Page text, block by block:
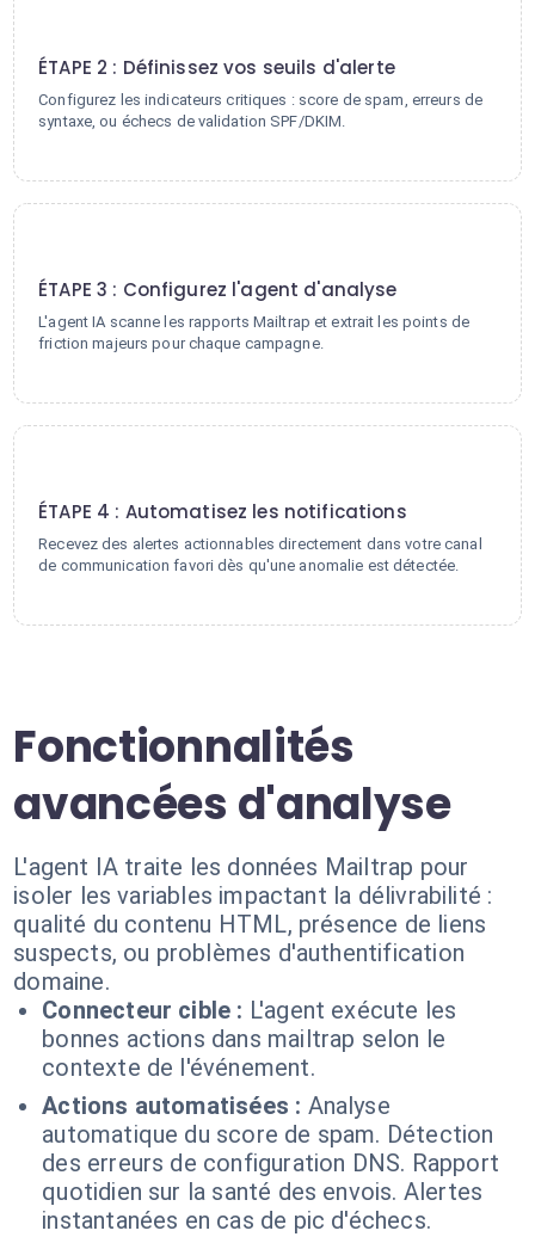
ÉTAPE 2 : Définissez vos seuils d'alerte
Configurez les indicateurs critiques : score de spam, erreurs de
syntaxe, ou échecs de validation SPF/DKIM.
ÉTAPE 3 : Configurez l'agent d'analyse
L'agent IA scanne les rapports Mailtrap et extrait les points de
friction majeurs pour chaque campagne.
ÉTAPE 4 : Automatisez les notifications
Recevez des alertes actionnables directement dans votre canal
de communication favori dès qu'une anomalie est détectée.
Fonctionnalités
avancées d'analyse
L'agent IA traite les données Mailtrap pour
isoler les variables impactant la délivrabilité :
qualité du contenu HTML, présence de liens
suspects, ou problèmes d'authentification
domaine.
Connecteur cible : L'agent exécute les
bonnes actions dans mailtrap selon le
contexte de l'événement.
Actions automatisées : Analyse
automatique du score de spam. Détection
des erreurs de configuration DNS. Rapport
quotidien sur la santé des envois. Alertes
instantanées en cas de pic d'échecs.